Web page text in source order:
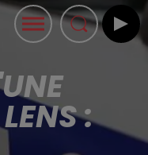
: